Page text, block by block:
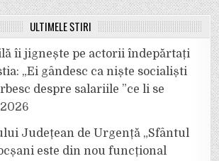
ULTIMELE ȘTIRI
îi jignește pe actorii îndepărtați
„Ei gândesc ca niște socialiști
despre salariile ”ce li se
Județean de Urgență „Sfântul
este din nou funcțional